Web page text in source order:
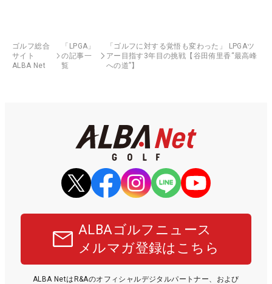
ゴルフ総合
サイト
ALBA Net
「LPGA」
の記事一
覧
「ゴルフに対する覚悟も変わった」 LPGAツ
アー目指す3年目の挑戦【谷田侑里香“最高峰
への道”】
ALBAゴルフニュース
メルマガ登録はこちら
ALBA NetはR&Aのオフィシャルデジタルパートナー、および